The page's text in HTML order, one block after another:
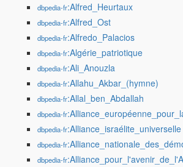
dbpedia-fr:Alfred_Heurtaux
dbpedia-fr:Alfred_Ost
dbpedia-fr:Alfredo_Palacios
dbpedia-fr:Algérie_patriotique
dbpedia-fr:Ali_Anouzla
dbpedia-fr:Allahu_Akbar_(hymne)
dbpedia-fr:Allal_ben_Abdallah
dbpedia-fr
dbpedia-fr:Alliance_israélite_universelle
dbpedia-fr
dbpedia-fr